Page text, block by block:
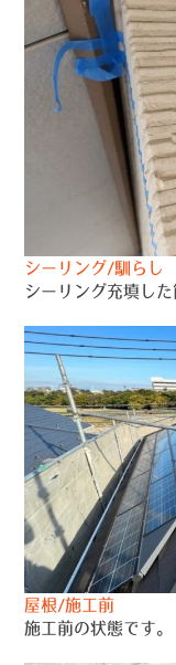
シーリング/馴らし
シーリング充填し
屋根/施工前
施工前の状態です。